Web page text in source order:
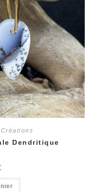
Créations
Dendritique